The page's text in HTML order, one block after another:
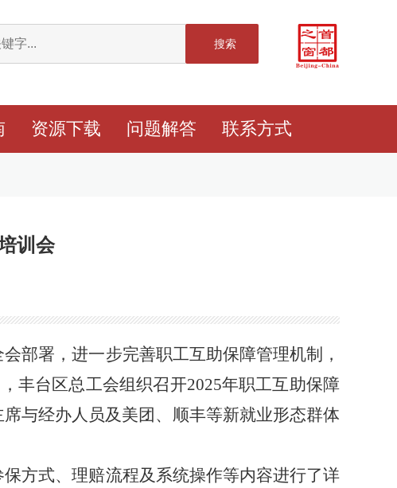
搜索
资源下载 问题解答 联系方式
训会
部署，进一步完善职工互助保障管理机制，
，丰台区总工会组织召开2025年职工互助保障
与经办人员及美团、顺丰等新就业形态群体
方式、理赔流程及系统操作等内容进行了详